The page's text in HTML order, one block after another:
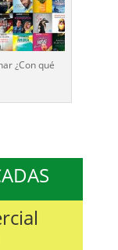
¿Con qué